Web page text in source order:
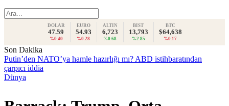
DOLAR
47.59
%0.40
EURO
54.93
%0.28
ALTIN
6,723
%0.68
BIST
13,793
%2.85
BTC
$64,638
%0.17
Son Dakika
Putin’den NATO’ya hamle hazırlığı mı? ABD istihbaratından
çarpıcı iddia
Dünya